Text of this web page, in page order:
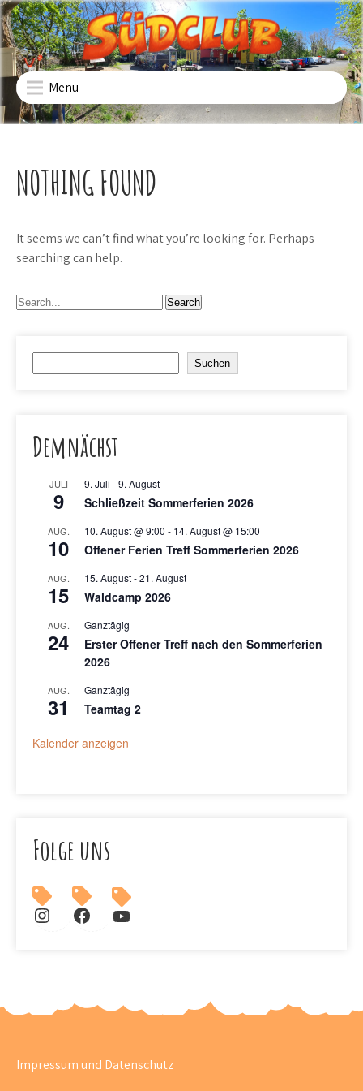
Skip
to
content
SÜDCLUB
Freizeiteinrichtung für Kinder und Jugendliche in
Menu
NOTHING FOUND
It seems we can’t find what you’re looking for. Perhaps
searching can help.
Suchen
Demnächst
JULI
9
9. Juli -9. August
Schließzeit Sommerferien 2026
AUG.
10
10. August @ 9:00 - 14. August @ 15:00
Offener Ferien Treff Sommerferien 2026
AUG.
15
15. August-21. August
Waldcamp 2026
AUG.
24
Ganztägig
Erster Offener Treff nach den Sommerferien
2026
AUG.
31
Ganztägig
Teamtag 2
Kalender anzeigen
Folge uns
Südclub auf InstagramSüdclub auf FacebookSüdclub auf YouTube
Impressum und Datenschutz